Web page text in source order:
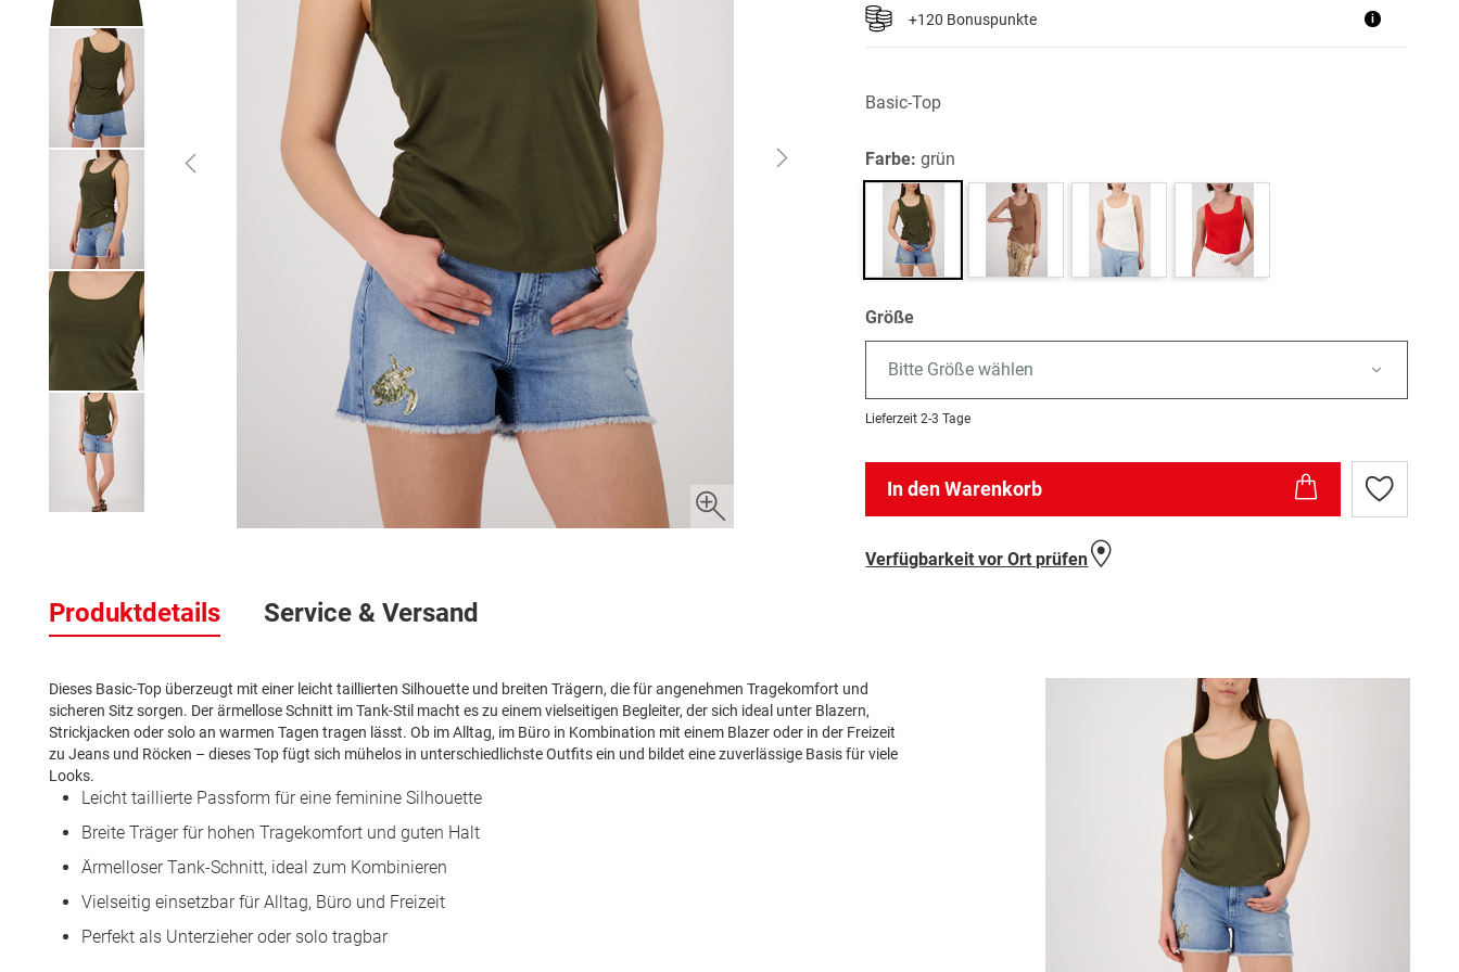
Bildergalerie
springen
+120 Bonuspunkte i
Basic-Top
Farbe:grün
Größe
Bitte Größe wählen
Lieferzeit 2-3 Tage
In den Warenkorb
Zur
Wunschliste
Verfügbarkeit vor Ort prüfen
Produktdetails
Dieses Basic-Top überzeugt mit einer leicht taillierten Silhouette und breiten Trägern, die für angenehmen Tragekomfort und
sicheren Sitz sorgen. Der ärmellose Schnitt im Tank-Stil macht es zu einem vielseitigen Begleiter, der sich ideal unter Blazern,
Strickjacken oder solo an warmen Tagen tragen lässt. Ob im Alltag, im Büro in Kombination mit einem Blazer oder in der Freizeit
zu Jeans und Röcken – dieses Top fügt sich mühelos in unterschiedlichste Outfits ein und bildet eine zuverlässige Basis für viele
Looks.
Leicht taillierte Passform für eine feminine Silhouette
Breite Träger für hohen Tragekomfort und guten Halt
Ärmelloser Tank-Schnitt, ideal zum Kombinieren
Vielseitig einsetzbar für Alltag, Büro und Freizeit
Perfekt als Unterzieher oder solo tragbar
Service & Versand